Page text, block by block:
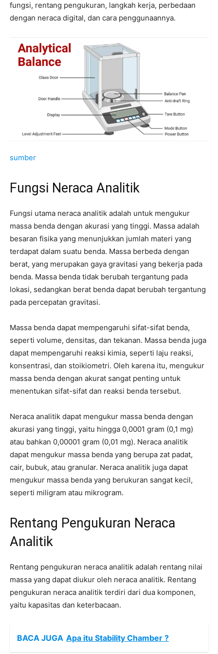
fungsi, rentang pengukuran, langkah kerja, perbedaan
dengan neraca digital, dan cara penggunaannya.
sumber
Fungsi Neraca Analitik
Fungsi utama neraca analitik adalah untuk mengukur
massa benda dengan akurasi yang tinggi. Massa adalah
besaran fisika yang menunjukkan jumlah materi yang
terdapat dalam suatu benda. Massa berbeda dengan
berat, yang merupakan gaya gravitasi yang bekerja pada
benda. Massa benda tidak berubah tergantung pada
lokasi, sedangkan berat benda dapat berubah tergantung
pada percepatan gravitasi.
Massa benda dapat mempengaruhi sifat-sifat benda,
seperti volume, densitas, dan tekanan. Massa benda juga
dapat mempengaruhi reaksi kimia, seperti laju reaksi,
konsentrasi, dan stoikiometri. Oleh karena itu, mengukur
massa benda dengan akurat sangat penting untuk
menentukan sifat-sifat dan reaksi benda tersebut.
Neraca analitik dapat mengukur massa benda dengan
akurasi yang tinggi, yaitu hingga 0,0001 gram (0,1 mg)
atau bahkan 0,00001 gram (0,01 mg). Neraca analitik
dapat mengukur massa benda yang berupa zat padat,
cair, bubuk, atau granular. Neraca analitik juga dapat
mengukur massa benda yang berukuran sangat kecil,
seperti miligram atau mikrogram.
Rentang Pengukuran Neraca
Analitik
Rentang pengukuran neraca analitik adalah rentang nilai
massa yang dapat diukur oleh neraca analitik. Rentang
pengukuran neraca analitik terdiri dari dua komponen,
yaitu kapasitas dan keterbacaan.
BACA JUGA Apa itu Stability Chamber ?